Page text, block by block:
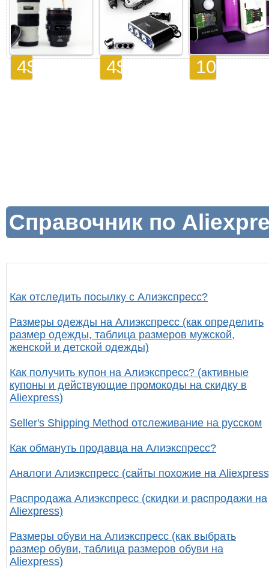
Справочник по
Как отследить посылку с Алиэкспресс?
Размеры одежды на Алиэкспресс (как определить
размер одежды, таблица размеров мужской,
женской и детской одежды)
Как получить купон на Алиэкспресс? (активные
купоны и действующие промокоды на скидку в
Aliexpress)
Seller's Shipping Method отслеживание на русском
Как обмануть продавца на Алиэкспресс?
Аналоги Алиэкспресс (сайты похожие на
Распродажа Алиэкспресс (скидки и распродажи на
Aliexpress)
Размеры обуви на Алиэкспресс (как выбрать
размер обуви, таблица размеров обуви на
Aliexpress)